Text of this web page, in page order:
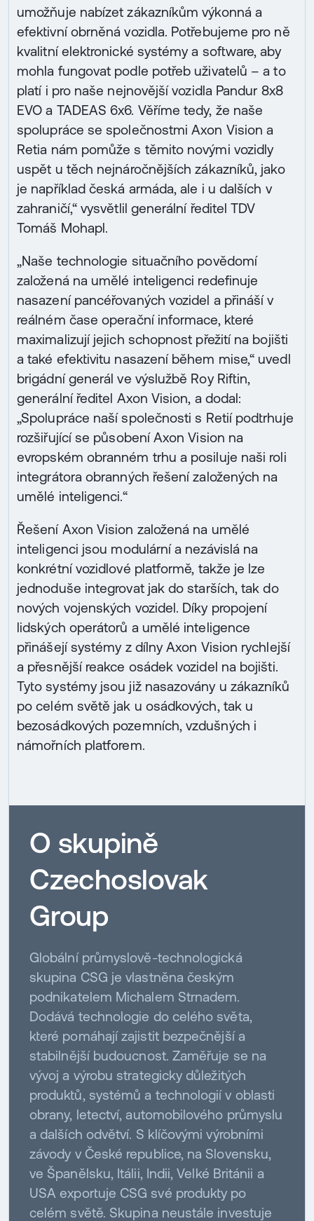
umožňuje nabízet zákazníkům výkonná a
efektivní obrněná vozidla. Potřebujeme pro ně
kvalitní elektronické systémy a software, aby
mohla fungovat podle potřeb uživatelů – a to
platí i pro naše nejnovější vozidla Pandur 8x8
EVO a TADEAS 6x6. Věříme tedy, že naše
spolupráce se společnostmi Axon Vision a
Retia nám pomůže s těmito novými vozidly
uspět u těch nejnáročnějších zákazníků, jako
je například česká armáda, ale i u dalších v
zahraničí,“ vysvětlil generální ředitel TDV
Tomáš Mohapl.
„Naše technologie situačního povědomí
založená na umělé inteligenci redefinuje
nasazení pancéřovaných vozidel a přináší v
reálném čase operační informace, které
maximalizují jejich schopnost přežití na bojišti
a také efektivitu nasazení během mise,“ uvedl
brigádní generál ve výslužbě Roy Riftin,
generální ředitel Axon Vision, a dodal:
„Spolupráce naší společnosti s Retií podtrhuje
rozšiřující se působení Axon Vision na
evropském obranném trhu a posiluje naši roli
integrátora obranných řešení založených na
umělé inteligenci.“
Řešení Axon Vision založená na umělé
inteligenci jsou modulární a nezávislá na
konkrétní vozidlové platformě, takže je lze
jednoduše integrovat jak do starších, tak do
nových vojenských vozidel. Díky propojení
lidských operátorů a umělé inteligence
přinášejí systémy z dílny Axon Vision rychlejší
a přesnější reakce osádek vozidel na bojišti.
Tyto systémy jsou již nasazovány u zákazníků
po celém světě jak u osádkových, tak u
bezosádkových pozemních, vzdušných i
námořních platforem.
O skupině
Czechoslovak
Group
Globální průmyslově-technologická
skupina CSG je vlastněna českým
podnikatelem Michalem Strnadem.
Dodává technologie do celého světa,
které pomáhají zajistit bezpečnější a
stabilnější budoucnost. Zaměřuje se na
vývoj a výrobu strategicky důležitých
produktů, systémů a technologií v oblasti
obrany, letectví, automobilového průmyslu
a dalších odvětví. S klíčovými výrobními
závody v České republice, na Slovensku,
ve Španělsku, Itálii, Indii, Velké Británii a
USA exportuje CSG své produkty po
celém světě. Skupina neustále investuje